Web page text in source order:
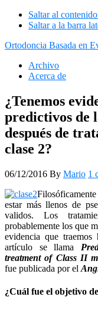
Saltar al
Saltar a la barra
Ortodoncia Basada en
Archivo
Acerca de
¿Tenemos
predictivos de
después de
clase 2?
06/12/2016 By Mario 1
estar más llenos de
validos. Los
probablemente los que
evidencia que
artículo se llama
treatment of Class II
fue publicada por el
¿Cuál fue el objetivo